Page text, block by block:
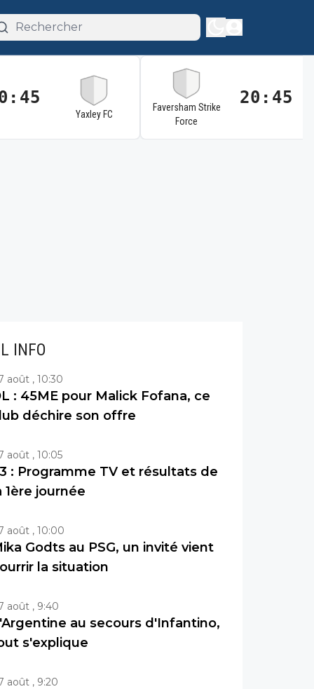
Yaxley FC
Faversham Strike
Force
20:45
INFO
août , 10:30
: 45ME pour Malick Fofana, ce
déchire son offre
août , 10:05
: Programme TV et résultats de
1ère journée
août , 10:00
Godts au PSG, un invité vient
la situation
août , 9:40
au secours d'Infantino,
s'explique
août , 9:20